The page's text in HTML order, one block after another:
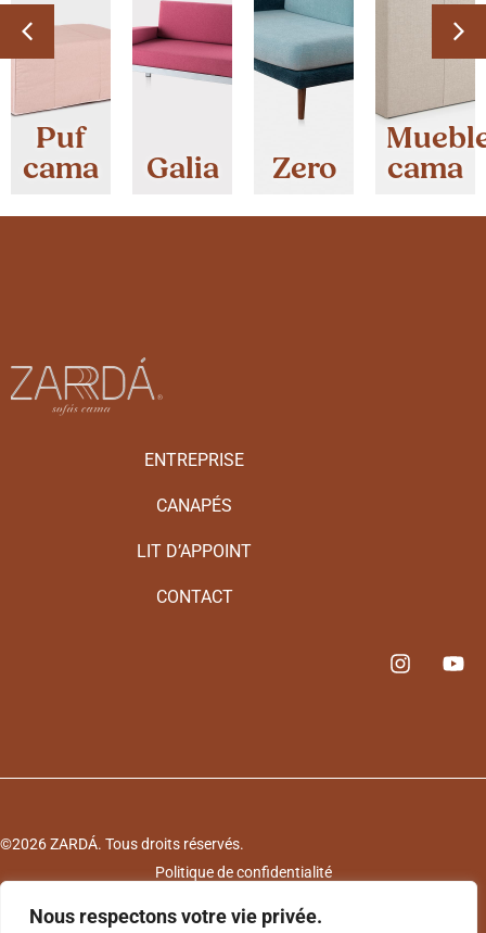
Nous respectons votre vie privée.
Puf
cama Galia Zero cama
ENTREPRISE
CANAPÉS
LIT D’APPOINT
CONTACT
©2026 ZARDÁ. Tous droits réservés.
Politique de confidentialité
Politique de cookies